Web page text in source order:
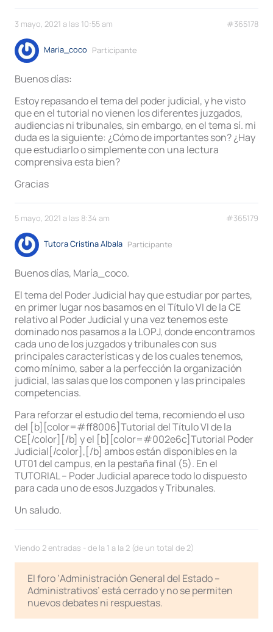
3 mayo, 2021 a las 10:55 am #365178
Maria_coco Participante
Buenos días:
Estoy repasando el tema del poder judicial, y he visto
que en el tutorial no vienen los diferentes juzgados,
audiencias ni tribunales, sin embargo, en el tema sí. mi
duda es la siguiente: ¿Cómo de importantes son? ¿Hay
que estudiarlo o simplemente con una lectura
comprensiva esta bien?
Gracias
5 mayo, 2021 a las 8:34 am #365179
Tutora Cristina Albala Participante
Buenos días, María_coco.
El tema del Poder Judicial hay que estudiar por partes,
en primer lugar nos basamos en el Título VI de la CE
relativo al Poder Judicial y una vez tenemos este
dominado nos pasamos a la LOPJ, donde encontramos
cada uno de los juzgados y tribunales con sus
principales características y de los cuales tenemos,
como mínimo, saber a la perfección la organización
judicial, las salas que los componen y las principales
competencias.
Para reforzar el estudio del tema, recomiendo el uso
del [b][color=#ff8006]Tutorial del Título VI de la
CE[/color][/b] y el [b][color=#002e6c]Tutorial Poder
Judicial[/color],[/b] ambos están disponibles en la
UT01 del campus, en la pestaña final (5). En el
TUTORIAL – Poder Judicial aparece todo lo dispuesto
para cada uno de esos Juzgados y Tribunales.
Un saludo.
Viendo 2 entradas - de la 1 a la 2 (de un total de 2)
El foro ‘Administración General del Estado –
Administrativos’ está cerrado y no se permiten
nuevos debates ni respuestas.